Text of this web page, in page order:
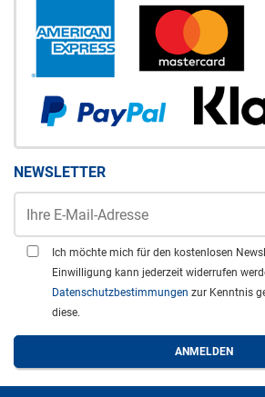
NEWSLETTER
Ich möchte mich für den kostenlosen
Einwilligung kann jederzeit widerrufen
Datenschutzbestimmungen zur Kenntnis
diese.